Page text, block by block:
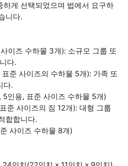
하게 선택되었으며 법에서 요구하
니다.
이즈 수하물 3개): 소규모 그룹 또
다.
준 사이즈의 수하물 5개): 가족 또
다.
인용, 표준 사이즈 수하물 5개)
준 사이즈의 짐 12개): 대형 그룹
합합니다.
사이즈 수하물 8개)